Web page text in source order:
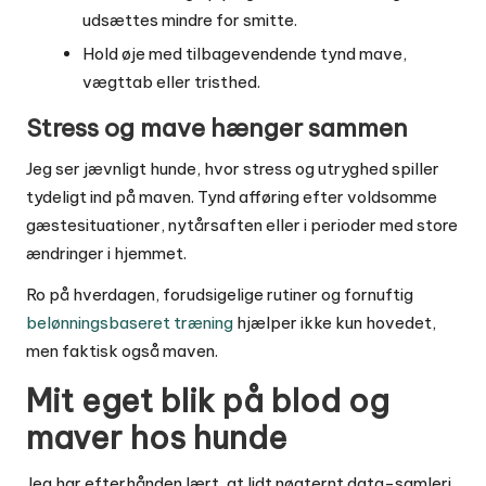
udsættes mindre for smitte.
Hold øje med tilbagevendende tynd mave,
vægttab eller tristhed.
Stress og mave hænger sammen
Jeg ser jævnligt hunde, hvor stress og utryghed spiller
tydeligt ind på maven. Tynd afføring efter voldsomme
gæstesituationer, nytårsaften eller i perioder med store
ændringer i hjemmet.
Ro på hverdagen, forudsigelige rutiner og fornuftig
belønningsbaseret træning hjælper ikke kun hovedet,
men faktisk også maven.
Mit eget blik på blod og
maver hos hunde